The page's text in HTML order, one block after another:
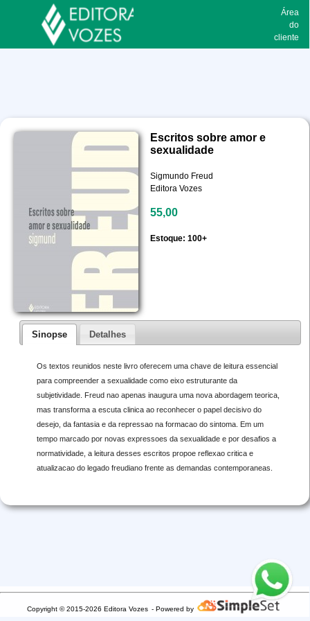
Área
do
cliente
Escritos sobre amor e
sexualidade
Sigmundo Freud
Editora Vozes
55,00
Estoque: 100+
Sinopse Detalhes
Os textos reunidos neste livro oferecem uma chave de leitura essencial
para compreender a sexualidade como eixo estruturante da
subjetividade. Freud nao apenas inaugura uma nova abordagem teorica,
mas transforma a escuta clinica ao reconhecer o papel decisivo do
desejo, da fantasia e da repressao na formacao do sintoma. Em um
tempo marcado por novas expressoes da sexualidade e por desafios a
normatividade, a leitura desses escritos propoe reflexao critica e
atualizacao do legado freudiano frente as demandas contemporaneas.
Copyright © 2015-2026 Editora Vozes - Powered by